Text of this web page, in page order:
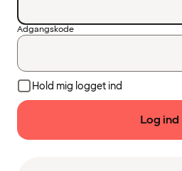
Adgangskode
Hold mig logget ind
Log ind